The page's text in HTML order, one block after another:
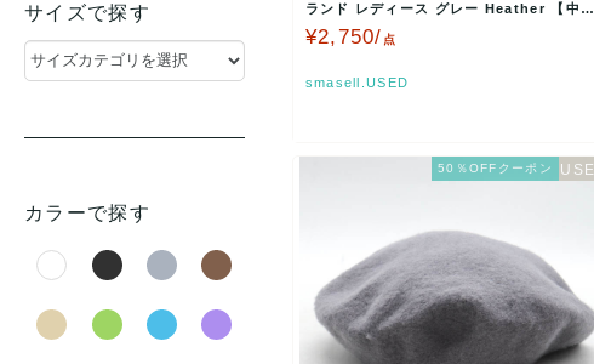
FILA(1)
SLY(1)
MURUA(1)
CA4LA(1)
TOPKAPI(1)
サイズで探す
カラーで探す
ランド レディース グレー Heather 【中
古】
¥2,750/ 点
smasell.USED
50％OFFクーポン